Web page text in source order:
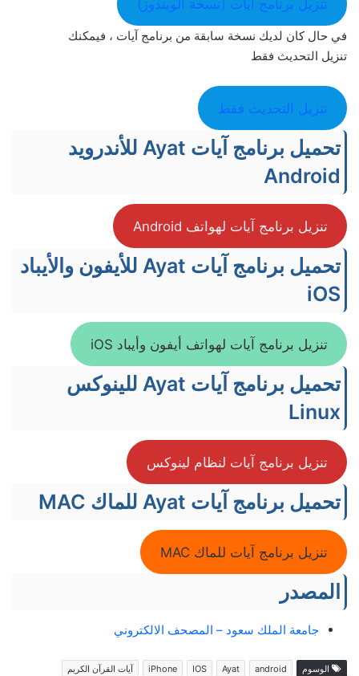
تنزيل برنامج آيات (نسخة الويندوز)
في حال كان لديك نسخة سابقة من برنامج آيات ، فيمكنك
تنزيل التحديث فقط
تنزيل التحديث فقط
تحميل برنامج آيات Ayat للأندرويد
Android
تنزيل برنامج آيات لهواتف Android
تحميل برنامج آيات Ayat للأيفون والأيباد
iOS
تنزيل برنامج آيات لهواتف أيفون وأيباد iOS
تحميل برنامج آيات Ayat للينوكس
Linux
تنزيل برنامج آيات لنظام لينوكس
تحميل برنامج آيات Ayat للماك MAC
تنزيل برنامج آيات للماك MAC
المصدر
جامعة الملك سعود – المصحف الالكتروني
الوسوم android
Ayat
IOS
iPhone
آيات القرآن الكريم